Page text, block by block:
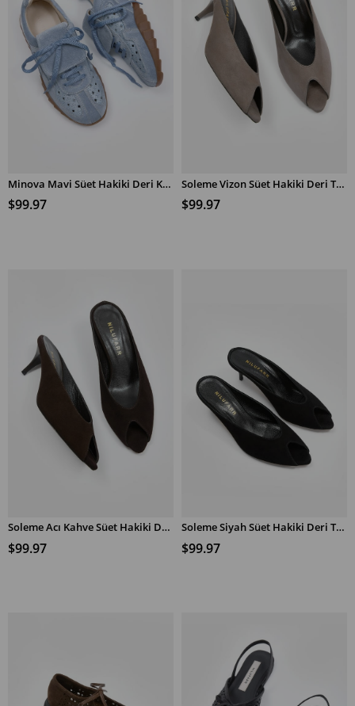
SEPETE EKLE Minova Mavi Süet Hakiki Deri Kadın Sneaker
$99.97
SEPETE EKLE Soleme Vizon Süet Hakiki Deri Topuklu Terlik
$99.97
SEPETE EKLE Soleme Acı Kahve Süet Hakiki Deri Topuklu Terlik
$99.97
SEPETE EKLE Soleme Siyah Süet Hakiki Deri Topuklu Terlik
$99.97